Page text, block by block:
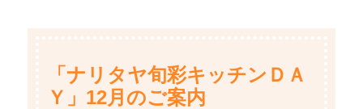
「ナリタヤ旬彩キッチンＤＡ
Ｙ」12月のご案内